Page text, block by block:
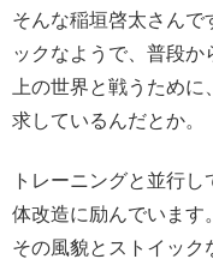
そんな稲垣啓太さんで
ックなようで、普段か
上の世界と戦うため
求しているんだとか。
トレーニングと並行
体改造に励んでいます。
その風貌とストイック